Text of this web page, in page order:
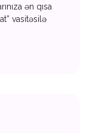
ən qısa
vasitəsilə